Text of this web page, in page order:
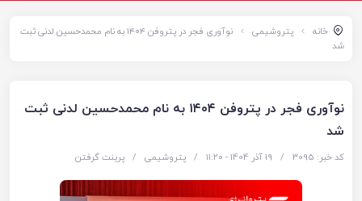
خانه پتروشیمی
نوآوری فجر در پتروفن ۱۴۰۴ به نام محمدحسین لدنی ثبت
شد
نوآوری فجر در پتروفن ۱۴۰۴ به نام محمدحسین لدنی ثبت
شد
کد خبر: 3095 / 19 آذر 1404 - ۱۱:۲۰ / پتروشیمی / پرینت گرفتن